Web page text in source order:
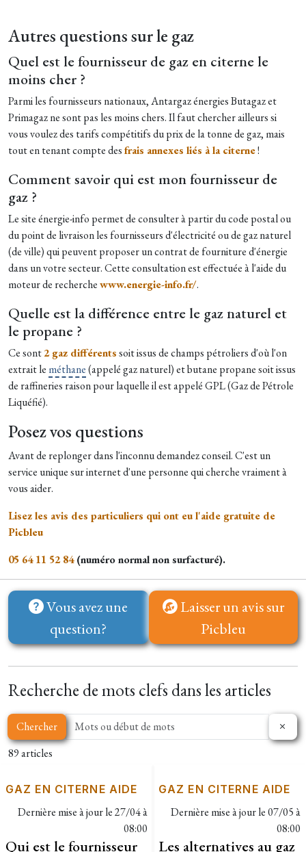
Autres questions sur le gaz
Quel est le fournisseur de gaz en citerne le
moins cher ?
Parmi les fournisseurs nationaux, Antargaz énergies Butagaz et
Primagaz ne sont pas les moins chers. Il faut chercher ailleurs si
vous voulez des tarifs compétitifs du prix de la tonne de gaz, mais
tout en tenant compte desfrais annexes liés à la citerne!
Comment savoir qui est mon fournisseur de
gaz ?
Le site énergie-info permet de consulter à partir du code postal ou
du point de livraison les fournisseurs d'électricité ou de gaz naturel
(de ville) qui peuvent proposer un contrat de fourniture d'énergie
dans un votre secteur. Cette consultation est effectuée à l'aide du
moteur de recherchewww.energie-info.fr/.
Quelle est la différence entre le gaz naturel et
le propane ?
Ce sont2 gaz différentssoit issus de champs pétroliers d'où l'on
extrait le méthane(appelé gaz naturel) et butane propane soit issus
de raffineries raison pour laquelle il est appelé GPL (Gaz de Pétrole
Liquéfié).
Posez vos questions
Avant de replonger dans l'inconnu demandez conseil. C'est un
service unique sur internet d'une personne qui cherche vraiment à
vous aider.
Lisez les avis des particuliers qui ont eu l'aide gratuite de
Picbleu
05 64 11 52 84(numéro normal non surfacturé).
Vous avez une
question?
Laisser un avis sur
Picbleu
Recherche de mots clefs dans les articles
Chercher
89 articles
GAZ EN CITERNE AIDE
Dernière mise à jour le27/04 à
08:00
Qui est le fournisseur
GAZ EN CITERNE AIDE
Dernière mise à jour le07/05 à
08:00
Les alternatives au gaz